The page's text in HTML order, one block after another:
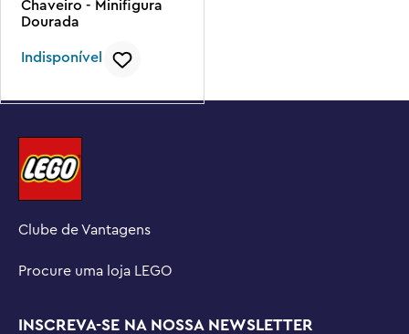
Chaveiro - Minifigura
Dourada
Indisponível
Clube de Vantagens
Procure uma loja LEGO
INSCREVA-SE NA NOSSA NEWSLETTER